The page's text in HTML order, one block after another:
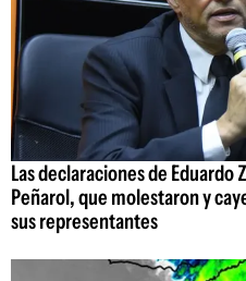
Las declaraciones de
Peñarol, que molestaron y
sus representantes